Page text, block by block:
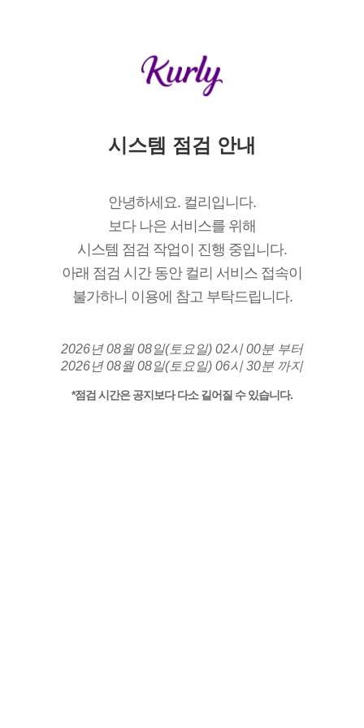
시스템 점검 안내
안녕하세요. 컬리입니다.
보다 나은 서비스를 위해
시스템 점검 작업이 진행 중입니다.
아래 점검 시간 동안 컬리 서비스 접속이
불가하니 이용에 참고 부탁드립니다.
2026년 08월 08일(토요일) 02시 00분 부터
2026년 08월 08일(토요일) 06시 30분 까지
*점검 시간은 공지보다 다소 길어질 수 있습니다.